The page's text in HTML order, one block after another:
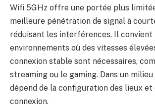
Wifi 5GHz offre une portée plus
meilleure pénétration de signal à
réduisant les interférences. Il convient
environnements où des vitesses
connexion stable sont nécessaires,
streaming ou le gaming. Dans un
dépend de la configuration des lieux et
connexion.